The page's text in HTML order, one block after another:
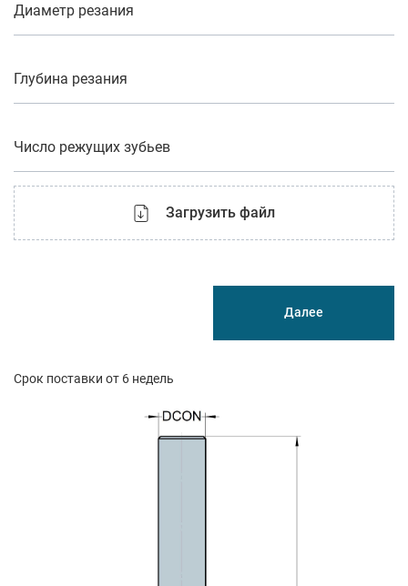
Срок поставки от 6 недель
Диаметр резания
Глубина резания
Число режущих зубьев
Загрузить файл
Далее